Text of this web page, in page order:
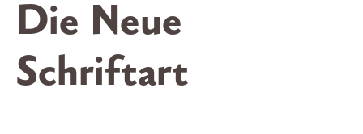
Die Neue
Schriftart